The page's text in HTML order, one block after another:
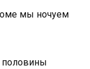
мы ночуем
половины